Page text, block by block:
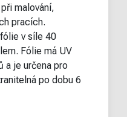
malování,
pracích.
v síle 40
Fólie má UV
a je určena pro
po dobu 6